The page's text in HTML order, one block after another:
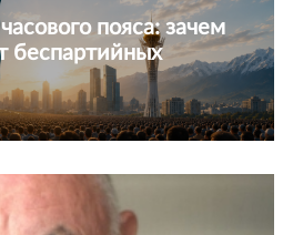
пояса: зачем
беспартийных